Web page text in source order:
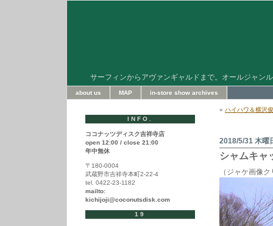
サーフィンからアヴァンギャルドまで。オールジャン
about us MAP in-store show archives
« ハイハワ＆横沢
2018/5/31 木曜
シャムキャ
（ジャケ画像
INFO.
ココナッツディスク吉祥寺店
open 12:00 / close 21:00
年中無休
〒180-0004
武蔵野市吉祥寺本町2-22-4
tel. 0422-23-1182
mailto:
kichijoji@coconutsdisk.com
19